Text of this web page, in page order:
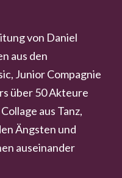
von Daniel
aus den
Junior Compagnie
über 50 Akteure
aus Tanz,
Ängsten und
auseinander